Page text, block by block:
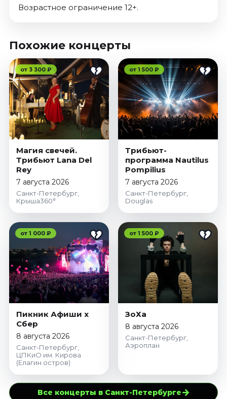
Возрастное ограничение 12+.
Похожие концерты
от 3 300 ₽
Магия свечей.
Трибьют Lana Del
Rey
7 августа 2026
Санкт-Петербург,
Крыша360°
от 1 500 ₽
Трибьют-
программа Nautilus
Pompilius
7 августа 2026
Санкт-Петербург,
Douglas
от 1 000 ₽
Пикник Афиши x
Сбер
8 августа 2026
Санкт-Петербург,
ЦПКиО им. Кирова
(Елагин остров)
от 1 500 ₽
ЗоХа
8 августа 2026
Санкт-Петербург,
Аэроплан
Все концерты в Санкт-Петербурге→